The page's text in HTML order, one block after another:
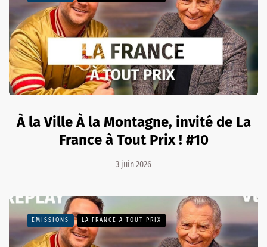
À la Ville À la Montagne, invité de La
France à Tout Prix ! #10
3 juin 2026
EMISSIONS LA FRANCE À TOUT PRIX